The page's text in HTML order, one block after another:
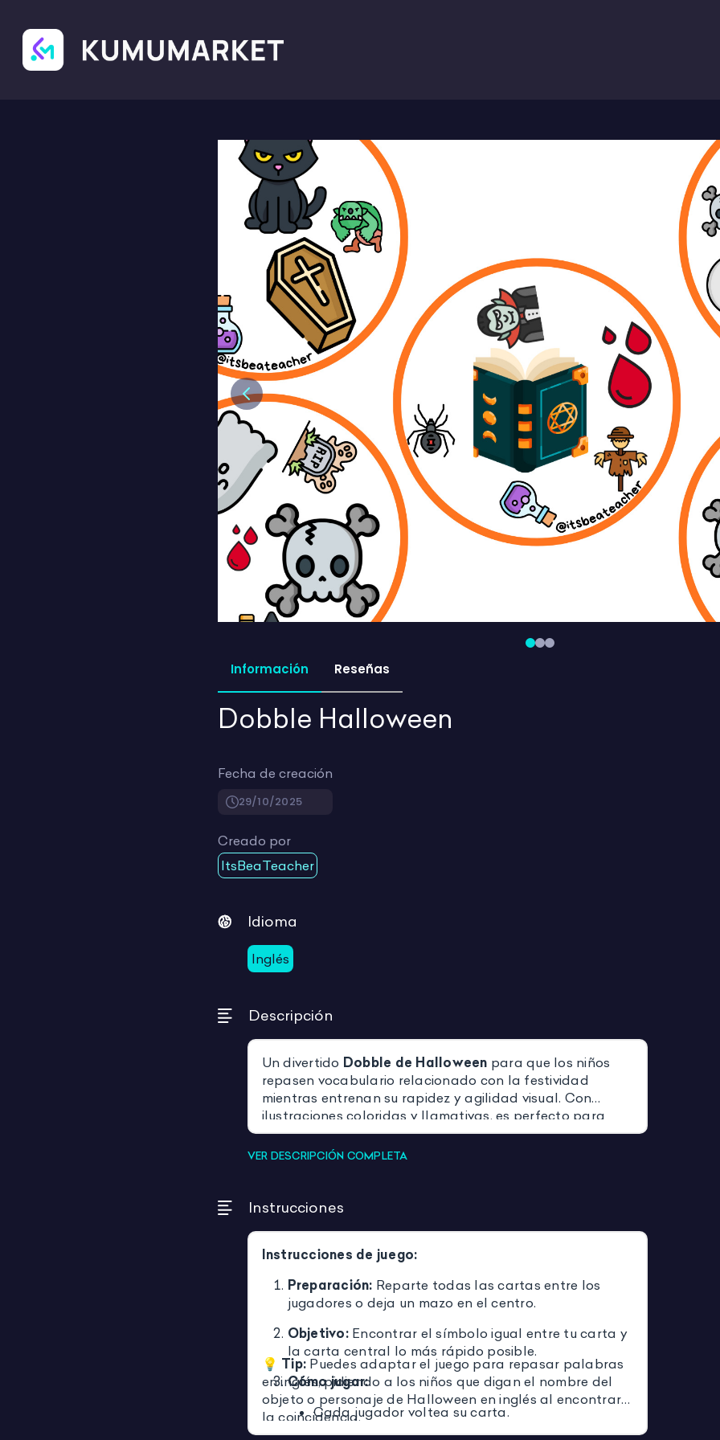
Previous
Información Reseñas
Dobble Halloween
Fecha de creación
29/10/2025
Creado por
ItsBeaTeacher
Idioma
Inglés
Descripción
Un divertido Dobble de Halloween para que los niños
repasen vocabulario relacionado con la festividad
mientras entrenan su rapidez y agilidad visual. Con
ilustraciones coloridas y llamativas, es perfecto para
jugar en parejas o grupos pequeños, fomentando la
atención, la concentración y la interacción en inglés.
VER DESCRIPCIÓN COMPLETA
Instrucciones
Instrucciones de juego:
Preparación: Reparte todas las cartas entre los
jugadores o deja un mazo en el centro.
Objetivo:Encontrar el símbolo igual entre tu carta y
la carta central lo más rápido posible.
Cómo jugar:
Cada jugador voltea su carta.
💡 Tip: Puedes adaptar el juego para repasar palabras
en inglés, pidiendo a los niños que digan el nombre del
objeto o personaje de Halloween en inglés al encontrar
la coincidencia.